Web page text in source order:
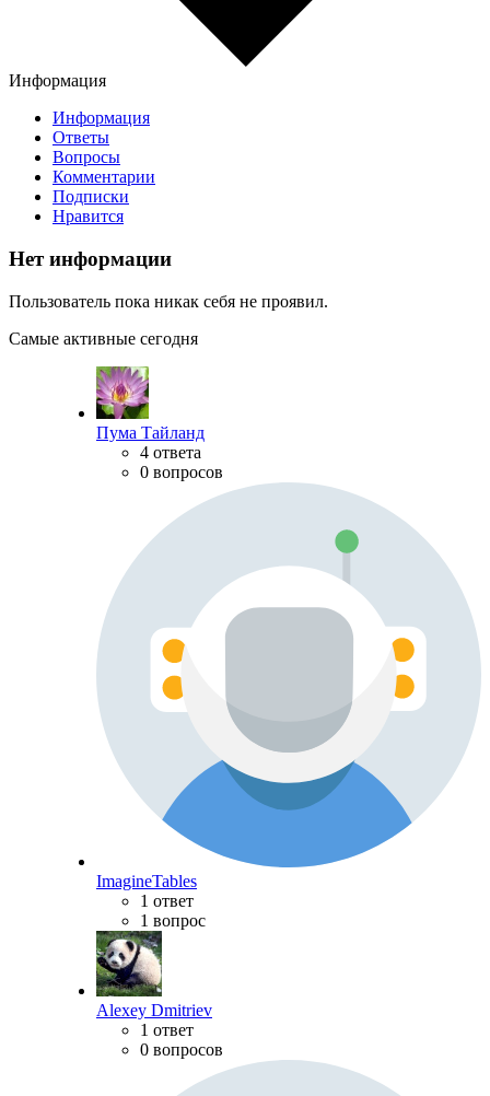
Информация
Информация
Ответы
Вопросы
Комментарии
Подписки
Нравится
Нет информации
Пользователь пока никак себя не проявил.
Самые активные сегодня
Пума Тайланд
4 ответа
0 вопросов
ImagineTables
1 ответ
1 вопрос
Alexey Dmitriev
1 ответ
0 вопросов